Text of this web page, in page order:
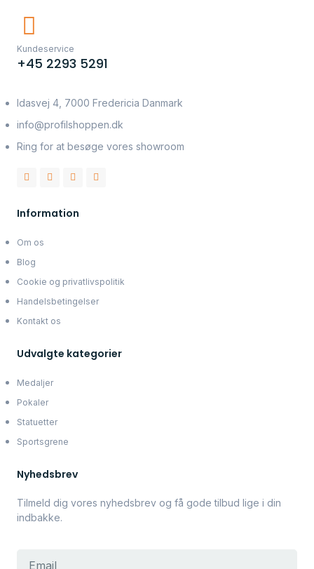
Kundeservice
+45 2293 5291
Idasvej 4, 7000 Fredericia Danmark
info@profilshoppen.dk
Ring for at besøge vores showroom
Information
Om os
Blog
Cookie og privatlivspolitik
Handelsbetingelser
Kontakt os
Udvalgte kategorier
Medaljer
Pokaler
Statuetter
Sportsgrene
Nyhedsbrev
Tilmeld dig vores nyhedsbrev og få gode tilbud lige i din
indbakke.